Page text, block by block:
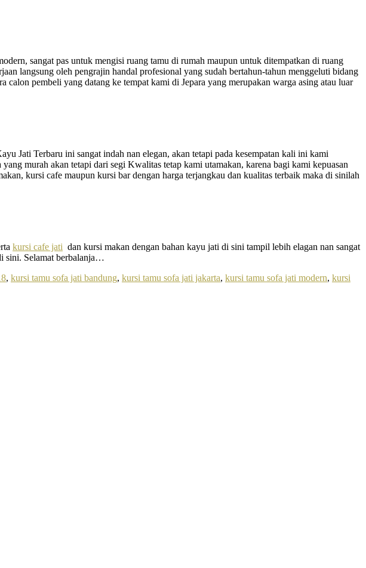
sangat pas untuk mengisi ruang tamu di rumah maupun untuk ditempatkan di ruang
langsung oleh pengrajin handal profesional yang sudah bertahun-tahun menggeluti bidang
calon pembeli yang datang ke tempat kami di Jepara yang merupakan warga asing atau luar
Jati Terbaru ini sangat indah nan elegan, akan tetapi pada kesempatan kali ini kami
murah akan tetapi dari segi Kwalitas tetap kami utamakan, karena bagi kami kepuasan
kursi cafe maupun kursi bar dengan harga terjangkau dan kualitas terbaik maka di sinilah
kursi cafe jati dan kursi makan dengan bahan kayu jati di sini tampil lebih elagan nan sangat
sini. Selamat berbalanja…
, kursi tamu sofa jati bandung, kursi tamu sofa jati jakarta, kursi tamu sofa jati modern, kursi